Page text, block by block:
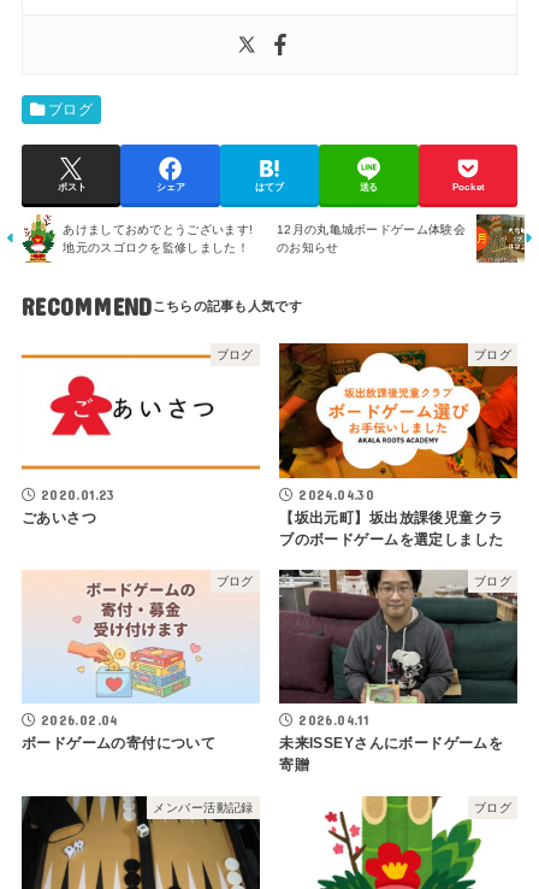
ブログ
ポスト シェア はてブ 送る Pocket
あけましておめでとうございます!
地元のスゴロクを監修しました！
12月の丸亀城ボードゲーム体験会
のお知らせ
RECOMMEND
ブログ
2020.01.23
ごあいさつ
ブログ
2024.04.30
【坂出元町】坂出放課後児童クラ
ブのボードゲームを選定しました
ブログ
2026.02.04
ボードゲームの寄付について
ブログ
2026.04.11
未来ISSEYさんにボードゲームを
寄贈
メンバー活動記録 ブログ